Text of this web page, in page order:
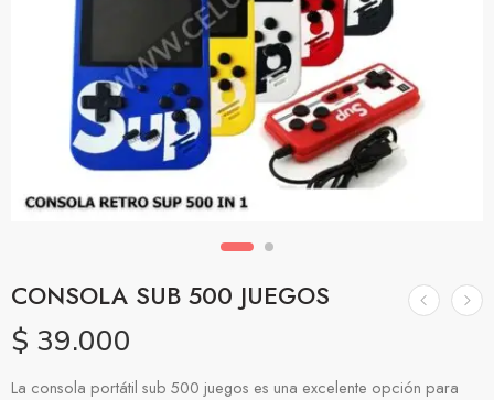
CONSOLA SUB 500 JUEGOS
$ 39.000
La consola portátil sub 500 juegos es una excelente opción para